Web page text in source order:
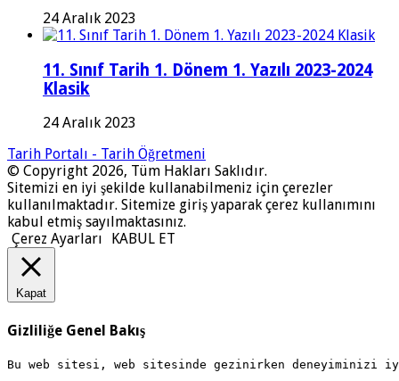
24 Aralık 2023
11. Sınıf Tarih 1. Dönem 1. Yazılı 2023-2024
Klasik
24 Aralık 2023
Tarih Portalı - Tarih Öğretmeni
© Copyright 2026, Tüm Hakları Saklıdır.
Sitemizi en iyi şekilde kullanabilmeniz için çerezler
kullanılmaktadır. Sitemize giriş yaparak çerez kullanımını
kabul etmiş sayılmaktasınız.
Çerez Ayarları
KABUL ET
Kapat
Gizliliğe Genel Bakış
Bu web sitesi, web sitesinde gezinirken deneyiminizi